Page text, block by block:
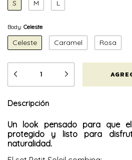
S M L
Body: Celeste
Celeste Caramel Rosa
Descripción
Un look pensado para que
protegido y listo para
naturalidad.